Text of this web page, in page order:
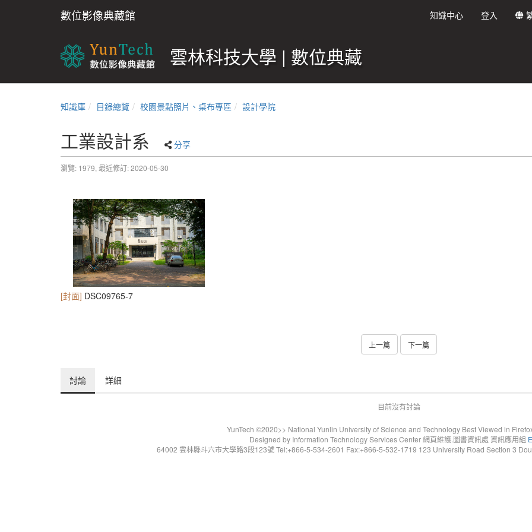
數位影像典藏館 知識中心 登入
雲林科技大學 | 數位典藏
知識庫 目錄總覽 校園景點照片、桌布專區 設計學院
工業設計系 分享
瀏覽: 1979, 最近修訂: 2020-05-30
[封面] DSC09765-7
上一篇 下一篇
討論 詳細
目前沒有討論
YunTech ©2020>> National Yunlin University of Science and Technology Best Viewed in
Designed by Information Technology Services Center 網頁維護.圖書資訊處 資訊應用組
64002 雲林縣斗六市大學路3段123號 Tel:+866-5-534-2601 Fax:+866-5-532-1719 123 University Road Section 3